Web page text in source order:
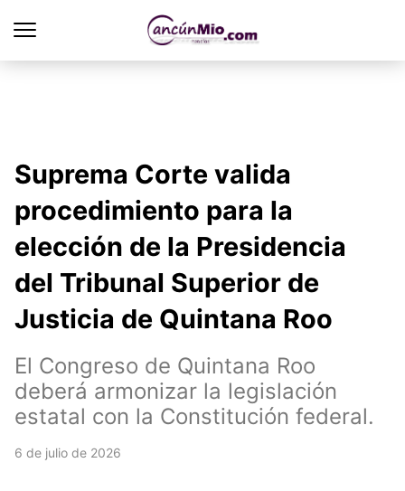
Suprema Corte valida
procedimiento para la
elección de la Presidencia
del Tribunal Superior de
Justicia de Quintana Roo
El Congreso de Quintana Roo
deberá armonizar la legislación
estatal con la Constitución federal.
6 de julio de 2026